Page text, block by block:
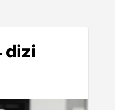
dizi